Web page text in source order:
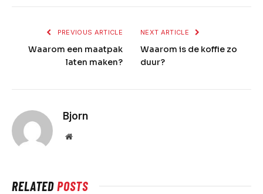
PREVIOUS ARTICLE
Waarom een maatpak
laten maken?
NEXT ARTICLE
Waarom is de koffie zo
duur?
Bjorn
Website
RELATEDPOSTS